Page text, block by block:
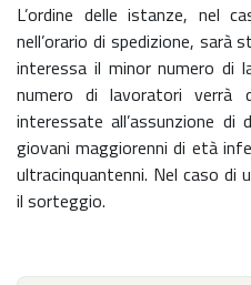
L’ordine delle istanze, nel
nell’orario di spedizione, sarà
interessa il minor numero di
numero di lavoratori verrà
interessate all’assunzione di
giovani maggiorenni di età
ultracinquantenni. Nel caso di
il sorteggio.